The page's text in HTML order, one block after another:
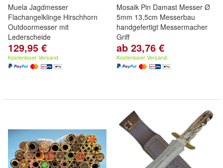
Muela Jagdmesser
Flachangelklinge Hirschhorn
Outdoormesser mit
Lederscheide
129,95 €
Kostenloser Versand
Mosaik Pin Damast Messer Ø
5mm 13,5cm Messerbau
handgefertigt Messermacher
Griff
ab 23,76 €
Kostenloser Versand